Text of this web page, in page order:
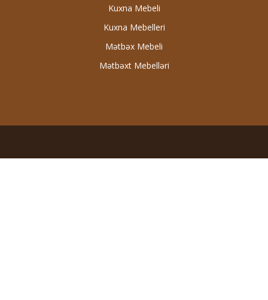
Kuxna Mebeli
Kuxna Mebelleri
Mətbəx Mebeli
Mətbəxt Mebelləri